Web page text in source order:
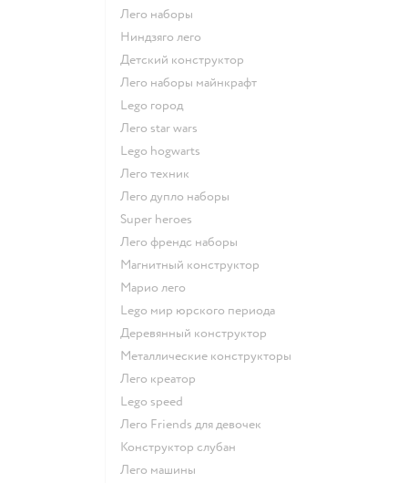
Лего наборы
Ниндзяго лего
Детский конструктор
Лего наборы майнкрафт
Lego город
Лего star wars
Lego hogwarts
Лего техник
Лего дупло наборы
Super heroes
Лего френдс наборы
Магнитный конструктор
Марио лего
Lego мир юрского периода
Деревянный конструктор
Металлические конструкторы
Лего креатор
Lego speed
Лего Friends для девочек
Конструктор слубан
Лего машины